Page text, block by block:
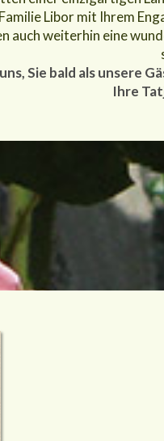
Libor mit Ihrem
auch weiterhin eine
Sie bald als unsere
Ihre